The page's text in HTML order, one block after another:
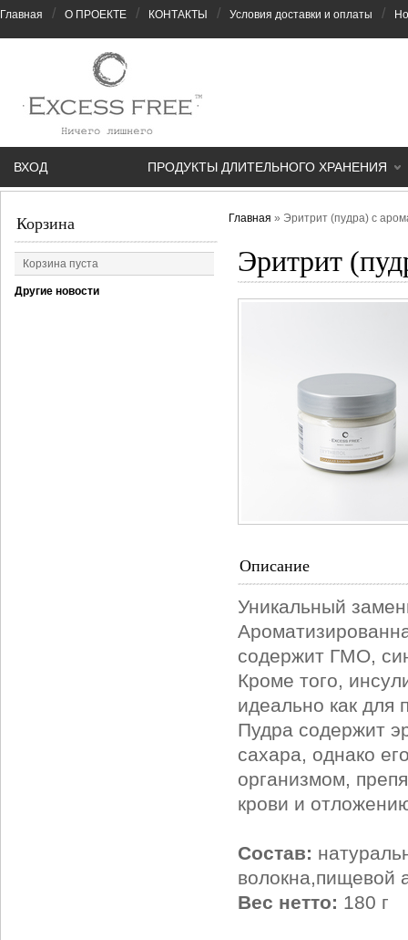
Главная / О ПРОЕКТЕ / КОНТАКТЫ / Условия доставки и оплаты /
ПРОДУКТЫ ДЛИТЕЛЬНОГО ХРАНЕНИЯ
ВХОД
Корзина
Корзина пуста
Другие новости
Главная » Эритрит (пудра) с
Эритрит
Описание
Уникальный
содержит ГМО,
Кроме того,
идеально как для
Пудра содержит
сахара, однако
организмом,
крови и
Состав:
волокна,пищевой
Вес нетто: 180 г